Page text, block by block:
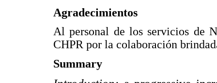
Agradecimientos
Al personal de los servicios de
CHPR por la colaboración
Summary